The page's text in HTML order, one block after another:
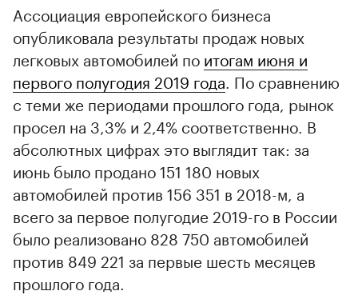
Ассоциация европейского бизнеса
опубликовала результаты продаж новых
легковых автомобилей по итогам июня и
первого полугодия 2019 года . По сравнению
с теми же периодами прошлого года, рынок
просел на 3,3% и 2,4% соответственно. В
абсолютных цифрах это выглядит так: за
июнь было продано 151 180 новых
автомобилей против 156 351 в 2018-м, а
всего за первое полугодие 2019-го в России
было реализовано 828 750 автомобилей
против 849 221 за первые шесть месяцев
прошлого года.